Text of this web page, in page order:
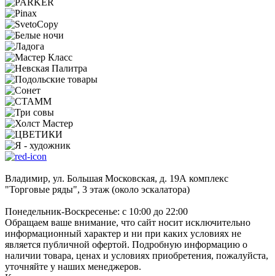
Владимир, ул. Большая Московская, д. 19А комплекс
"Торговые ряды", 3 этаж (около эскалатора)
Понедельник-Воскресенье: с 10:00 до 22:00
Обращаем ваше внимание, что сайт носит исключительно
информационный характер и ни при каких условиях не
является публичной офертой. Подробную информацию о
наличии товара, ценах и условиях приобретения, пожалуйста,
уточняйте у наших менеджеров.